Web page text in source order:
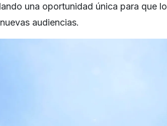
una oportunidad única para que
audiencias.